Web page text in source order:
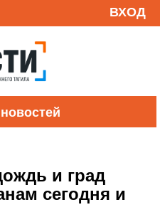
ВХОД
и град
сегодня и